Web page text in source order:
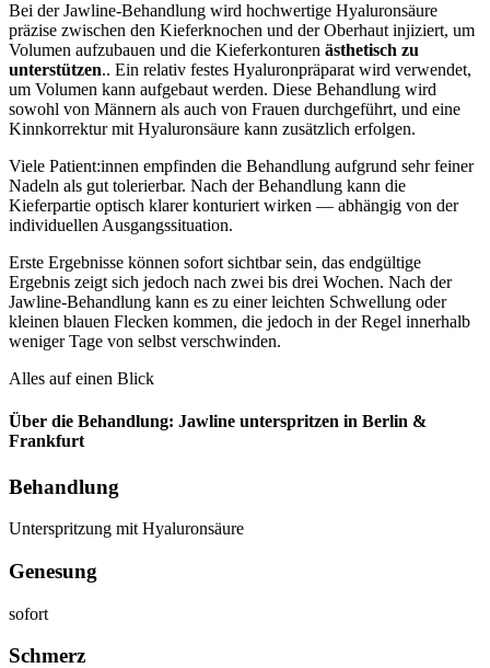
Bei der Jawline-Behandlung wird hochwertige Hyaluronsäure
präzise zwischen den Kieferknochen und der Oberhaut injiziert, um
Volumen aufzubauen und die Kieferkonturen ästhetisch zu
unterstützen.. Ein relativ festes Hyaluronpräparat wird verwendet,
um Volumen kann aufgebaut werden. Diese Behandlung wird
sowohl von Männern als auch von Frauen durchgeführt, und eine
Kinnkorrektur mit Hyaluronsäure kann zusätzlich erfolgen.
Viele Patient:innen empfinden die Behandlung aufgrund sehr feiner
Nadeln als gut tolerierbar. Nach der Behandlung kann die
Kieferpartie optisch klarer konturiert wirken — abhängig von der
individuellen Ausgangssituation.
Erste Ergebnisse können sofort sichtbar sein, das endgültige
Ergebnis zeigt sich jedoch nach zwei bis drei Wochen. Nach der
Jawline-Behandlung kann es zu einer leichten Schwellung oder
kleinen blauen Flecken kommen, die jedoch in der Regel innerhalb
weniger Tage von selbst verschwinden.
Alles auf einen Blick
Über die Behandlung: Jawline unterspritzen in Berlin &
Frankfurt
Behandlung
Unterspritzung mit Hyaluronsäure
Genesung
sofort
Schmerz